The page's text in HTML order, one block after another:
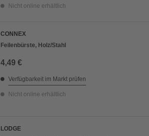
Nicht online erhältlich
CONNEX
Feilenbürste, Holz/Stahl
4,49 €
Verfügbarkeit im Markt prüfen
Nicht online erhältlich
LODGE